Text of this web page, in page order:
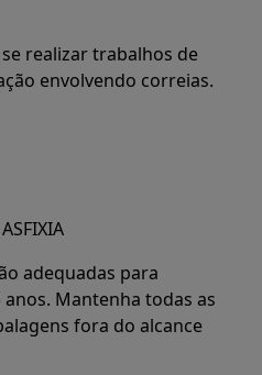
realizar trabalhos de
envolvendo correias.
adequadas para
Mantenha todas as
fora do alcance